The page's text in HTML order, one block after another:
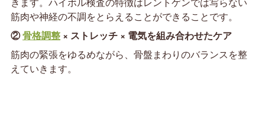
筋肉や神経の不調をとらえることができることです。
②骨格調整 × ストレッチ × 電気を組み合わせたケア
筋肉の緊張をゆるめながら、骨盤まわりのバランスを整
えていきます。